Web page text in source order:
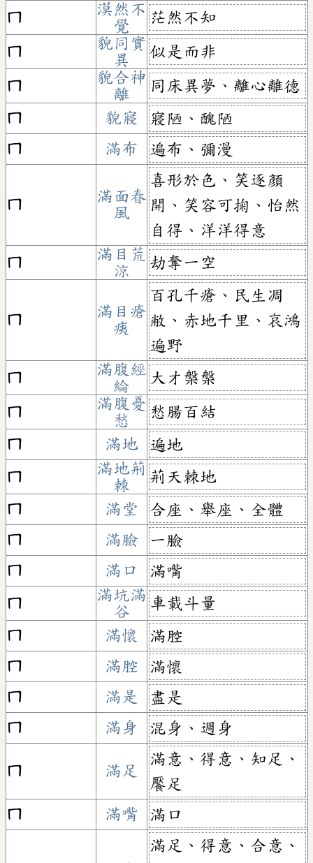
ㄇ
漠然不
覺
茫然不知
ㄇ
貌同實
異
似是而非
ㄇ
貌合神
離
同床異夢、離心離德
ㄇ
貌寢
寢陋、醜陋
ㄇ
滿布 遍布、彌漫
ㄇ
滿面春
風
喜形於色、笑逐顏
開、笑容可掬、怡然
自得、洋洋得意
ㄇ
滿目荒
涼
劫奪一空
ㄇ
滿目瘡
痍
百孔千瘡、民生凋
敝、赤地千里、哀鴻
遍野
ㄇ
滿腹經
綸
大才槃槃
ㄇ
滿腹憂
愁
愁腸百結
ㄇ
滿地
遍地
ㄇ
滿地荊
棘
荊天棘地
ㄇ
滿堂
合座、舉座、全體
ㄇ
滿臉
一臉
ㄇ
滿口
滿嘴
ㄇ
滿坑滿
谷
車載斗量
ㄇ
滿懷
滿腔
ㄇ
滿腔
滿懷
ㄇ
滿是
盡是
ㄇ
滿身 混身、週身
ㄇ 滿足
滿意、得意、知足、
饜足
ㄇ
滿嘴 滿口
滿足、得意、合意、